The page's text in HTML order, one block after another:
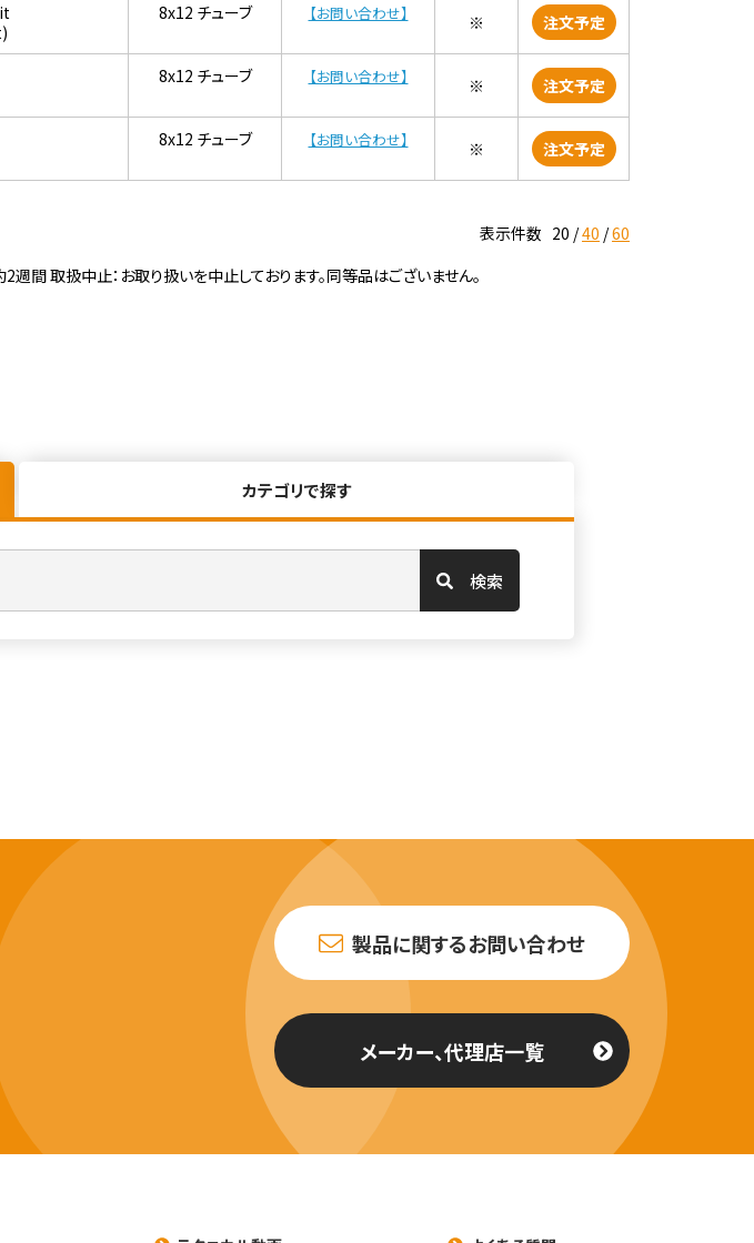
8x12 チューブ 【お問い合わせ】 ※ 注文予定
8x12 チューブ 【お問い合わせ】 ※ 注文予定
8x12 チューブ 【お問い合わせ】 ※ 注文予定
表示件数 20 40 60
取扱中止：お取り扱いを中止しております。同等品はございません。
カテゴリで探す
検索
製品に関するお問い合わせ
メーカー、代理店一覧